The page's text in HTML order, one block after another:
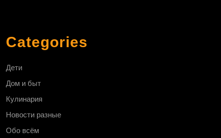
Categories
Дети
Дом и быт
Кулинария
Новости разные
Обо всём